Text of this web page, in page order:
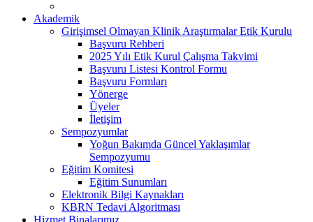
Akademik
Girişimsel Olmayan Klinik Araştırmalar Etik Kurulu
Başvuru Rehberi
2025 Yılı Etik Kurul Çalışma Takvimi
Başvuru Listesi Kontrol Formu
Başvuru Formları
Yönerge
Üyeler
İletişim
Sempozyumlar
Yoğun Bakımda Güncel Yaklaşımlar
Sempozyumu
Eğitim Komitesi
Eğitim Sunumları
Elektronik Bilgi Kaynakları
KBRN Tedavi Algoritması
Hizmet Binalarımız